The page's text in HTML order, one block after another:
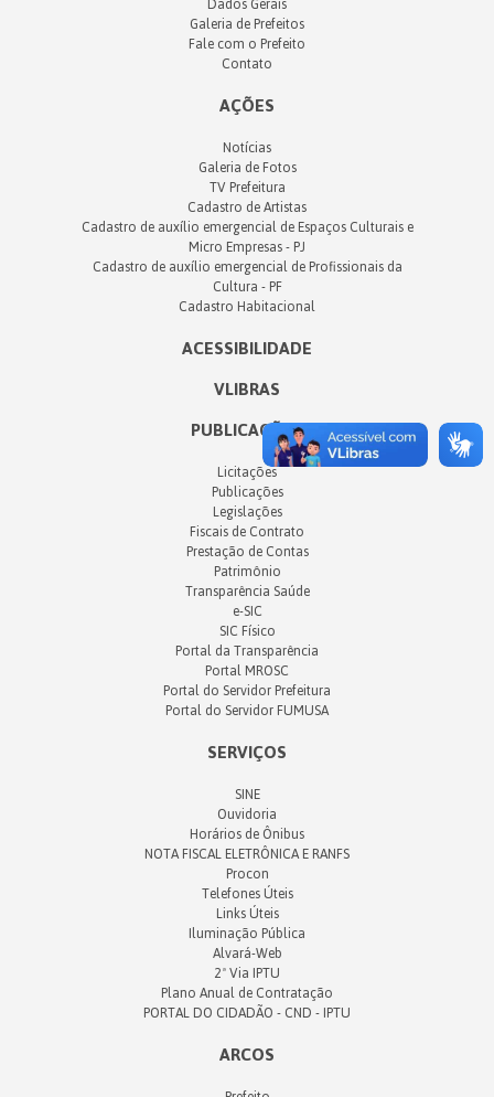
Galeria de Prefeitos
Fale com o Prefeito
Contato
AÇÕES
Notícias
Galeria de Fotos
TV Prefeitura
Cadastro de Artistas
Cadastro de auxílio emergencial de Espaços Culturais e
Micro Empresas - PJ
Cadastro de auxílio emergencial de Profissionais da
Cultura - PF
Cadastro Habitacional
ACESSIBILIDADE
VLIBRAS
PUBLICAÇÕES
Licitações
Publicações
Legislações
Fiscais de Contrato
Prestação de Contas
Patrimônio
Transparência Saúde
e-SIC
SIC Físico
Portal da Transparência
Portal MROSC
Portal do Servidor Prefeitura
Portal do Servidor FUMUSA
SERVIÇOS
SINE
Ouvidoria
Horários de Ônibus
NOTA FISCAL ELETRÔNICA E RANFS
Procon
Telefones Úteis
Links Úteis
Iluminação Pública
Alvará-Web
2ª Via IPTU
Plano Anual de Contratação
PORTAL DO CIDADÃO - CND - IPTU
ARCOS